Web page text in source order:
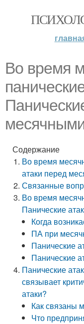
Во время
Содержание
Во время
атаки перед
Связанные
Во время
Панические
Когда
ПА при
Панические
Панические
Панические
связывает
атаки?
Как связаны
Что